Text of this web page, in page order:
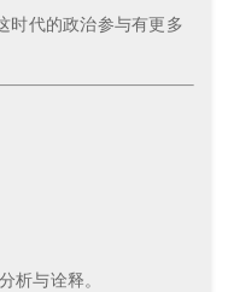
时代的政治参与有更多
与诠释。